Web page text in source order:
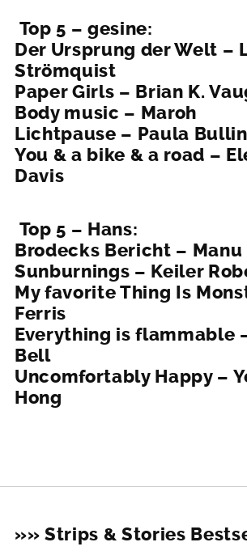
Top 5 – gesine:
Der Ursprung der Welt –
Strömquist
Paper Girls – Brian K.
Body music – Maroh
Lichtpause – Paula
You & a bike & a road –
Davis
Top 5 – Hans:
Brodecks Bericht –
Sunburnings – Keiler
My favorite Thing Is
Ferris
Everything is flammable
Bell
Uncomfortably Happy –
Hong
»» Strips & Stories